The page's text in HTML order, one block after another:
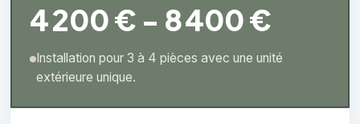
4 200 € - 8 400 €
Installation pour 3 à 4 pièces avec une unité
extérieure unique.